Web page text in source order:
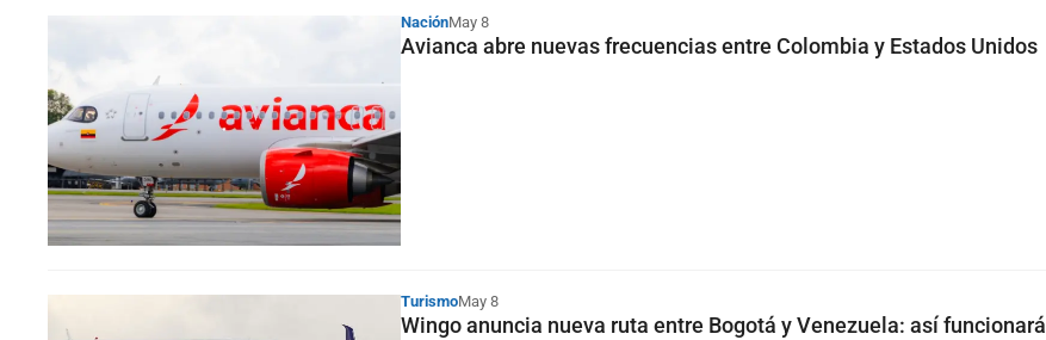
NaciónMay 8
Avianca abre nuevas frecuencias entre Colombia y Estados Unidos
TurismoMay 8
Wingo anuncia nueva ruta entre Bogotá y Venezuela: así funcionará